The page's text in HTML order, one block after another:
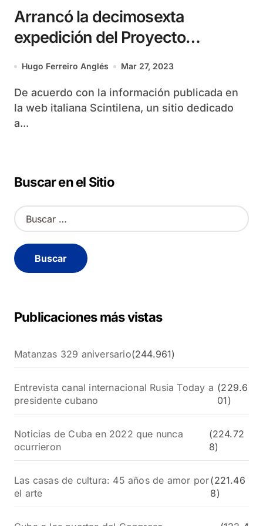
Arrancó la decimosexta
expedición del Proyecto
Bellamar
Hugo Ferreiro Anglés Mar 27, 2023
De acuerdo con la información publicada en
la web italiana Scintilena, un sitio dedicado
a...
Buscar en el Sitio
B
u
c
a
Publicaciones más vistas
Matanzas 329 aniversario(244.961)
Entrevista canal internacional Rusia Today a
presidente cubano
(229.6
01)
Noticias de Cuba en 2022 que nunca
ocurrieron
(224.72
8)
Las casas de cultura: 45 años de amor por
el arte
(221.46
8)